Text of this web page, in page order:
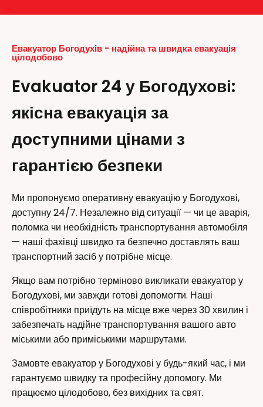
–
Евакуатор Богодухів - надійна та швидка евакуація
цілодобово
Evakuator 24 у Богодухові:
якісна евакуація за
доступними цінами з
гарантією безпеки
Ми пропонуємо оперативну евакуацію у Богодухові,
доступну 24/7. Незалежно від ситуації — чи це аварія,
поломка чи необхідність транспортування автомобіля
— наші фахівці швидко та безпечно доставлять ваш
транспортний засіб у потрібне місце.
Якщо вам потрібно терміново викликати евакуатор у
Богодухові, ми завжди готові допомогти. Наші
співробітники приїдуть на місце вже через 30 хвилин і
забезпечать надійне транспортування вашого авто
міськими або приміськими маршрутами.
Замовте евакуатор у Богодухові у будь-який час, і ми
гарантуємо швидку та професійну допомогу. Ми
працюємо цілодобово, без вихідних та свят.